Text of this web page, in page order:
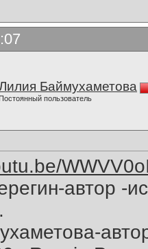
Баймухаметова
Постоянный пользователь
автор -